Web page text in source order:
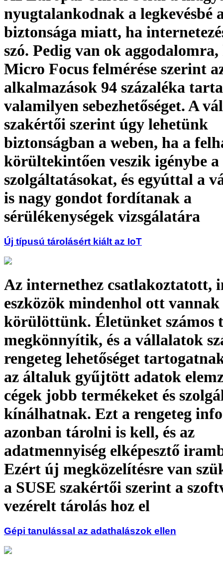
nyugtalankodnak a legkevésbé
biztonsága miatt, ha
szó. Pedig van ok aggodalomra,
Micro Focus felmérése szerint
alkalmazások 94 százaléka
valamilyen sebezhetőséget. A
szakértői szerint úgy lehetünk
biztonságban a weben, ha a
körültekintően veszik igénybe a
szolgáltatásokat, és egyúttal a
is nagy gondot fordítanak a
sérülékenységek vizsgálatára
Új típusú tárolásért kiált az IoT
Az internethez csatlakoztatott,
eszközök mindenhol ott vannak
körülöttünk. Életünket számos
megkönnyítik, és a vállalatok
rengeteg lehetőséget
az általuk gyűjtött adatok
cégek jobb termékeket és
kínálhatnak. Ezt a rengeteg
azonban tárolni is kell, és az
adatmennyiség elképesztő
Ezért új megközelítésre van
a SUSE szakértői szerint a
vezérelt tárolás hoz el
Gépi tanulással az adathalászok ellen